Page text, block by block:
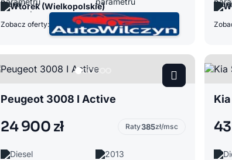
Wtórek (Wielkopolskie)
Zobacz oferty:
Peugeot 3008 I Active
24 900 zł Raty385zł/msc
Diesel
2013